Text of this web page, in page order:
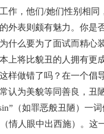
作，他们/她们性别相
外表则颇有魅力。你是
什么要为了面试而精心
上将比貌丑的人拥有更
样做错了吗？在一个倡
认为美貌等同善良，丑
（如罪恶般丑陋）
（情人眼中出西施）。